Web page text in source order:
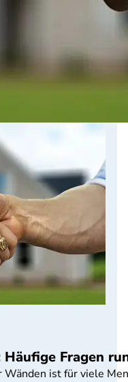
Fragen
ist für viele